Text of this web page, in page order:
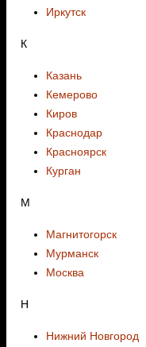
Иркутск
К
Казань
Кемерово
Киров
Краснодар
Красноярск
Курган
М
Магнитогорск
Мурманск
Москва
Н
Нижний Новгород